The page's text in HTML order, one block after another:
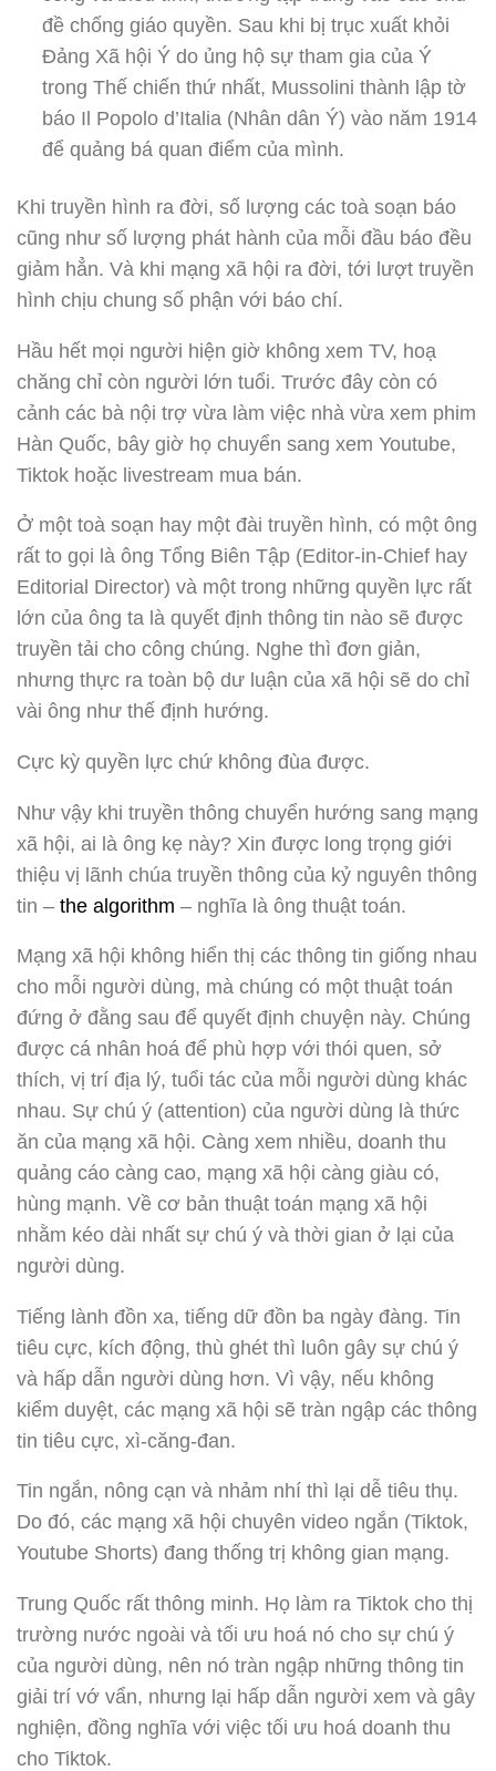
đề chống giáo quyền. Sau khi bị trục xuất khỏi
Đảng Xã hội Ý do ủng hộ sự tham gia của Ý
trong Thế chiến thứ nhất, Mussolini thành lập tờ
báo Il Popolo d’Italia (Nhân dân Ý) vào năm 1914
để quảng bá quan điểm của mình.
Khi truyền hình ra đời, số lượng các toà soạn báo
cũng như số lượng phát hành của mỗi đầu báo đều
giảm hẳn. Và khi mạng xã hội ra đời, tới lượt truyền
hình chịu chung số phận với báo chí.
Hầu hết mọi người hiện giờ không xem TV, hoạ
chăng chỉ còn người lớn tuổi. Trước đây còn có
cảnh các bà nội trợ vừa làm việc nhà vừa xem phim
Hàn Quốc, bây giờ họ chuyển sang xem Youtube,
Tiktok hoặc livestream mua bán.
Ở một toà soạn hay một đài truyền hình, có một ông
rất to gọi là ông Tổng Biên Tập (Editor-in-Chief hay
Editorial Director) và một trong những quyền lực rất
lớn của ông ta là quyết định thông tin nào sẽ được
truyền tải cho công chúng. Nghe thì đơn giản,
nhưng thực ra toàn bộ dư luận của xã hội sẽ do chỉ
vài ông như thế định hướng.
Cực kỳ quyền lực chứ không đùa được.
Như vậy khi truyền thông chuyển hướng sang mạng
xã hội, ai là ông kẹ này? Xin được long trọng giới
thiệu vị lãnh chúa truyền thông của kỷ nguyên thông
tin – the algorithm – nghĩa là ông thuật toán.
Mạng xã hội không hiển thị các thông tin giống nhau
cho mỗi người dùng, mà chúng có một thuật toán
đứng ở đằng sau để quyết định chuyện này. Chúng
được cá nhân hoá để phù hợp với thói quen, sở
thích, vị trí địa lý, tuổi tác của mỗi người dùng khác
nhau. Sự chú ý (attention) của người dùng là thức
ăn của mạng xã hội. Càng xem nhiều, doanh thu
quảng cáo càng cao, mạng xã hội càng giàu có,
hùng mạnh. Về cơ bản thuật toán mạng xã hội
nhằm kéo dài nhất sự chú ý và thời gian ở lại của
người dùng.
Tiếng lành đồn xa, tiếng dữ đồn ba ngày đàng. Tin
tiêu cực, kích động, thù ghét thì luôn gây sự chú ý
và hấp dẫn người dùng hơn. Vì vậy, nếu không
kiểm duyệt, các mạng xã hội sẽ tràn ngập các thông
tin tiêu cực, xì-căng-đan.
Tin ngắn, nông cạn và nhảm nhí thì lại dễ tiêu thụ.
Do đó, các mạng xã hội chuyên video ngắn (Tiktok,
Youtube Shorts) đang thống trị không gian mạng.
Trung Quốc rất thông minh. Họ làm ra Tiktok cho thị
trường nước ngoài và tối ưu hoá nó cho sự chú ý
của người dùng, nên nó tràn ngập những thông tin
giải trí vớ vẩn, nhưng lại hấp dẫn người xem và gây
nghiện, đồng nghĩa với việc tối ưu hoá doanh thu
cho Tiktok.